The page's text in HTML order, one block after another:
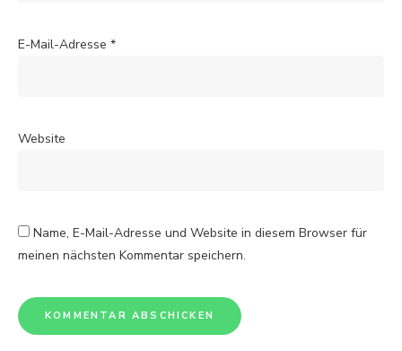
E-Mail-Adresse *
Website
Name, E-Mail-Adresse und Website in diesem Browser für
meinen nächsten Kommentar speichern.